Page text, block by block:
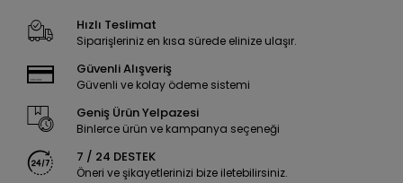
Hızlı Teslimat
Siparişleriniz en kısa sürede elinize ulaşır.
Güvenli Alışveriş
Güvenli ve kolay ödeme sistemi
Geniş Ürün Yelpazesi
Binlerce ürün ve kampanya seçeneği
7 / 24 DESTEK
Öneri ve şikayetlerinizi bize iletebilirsiniz.